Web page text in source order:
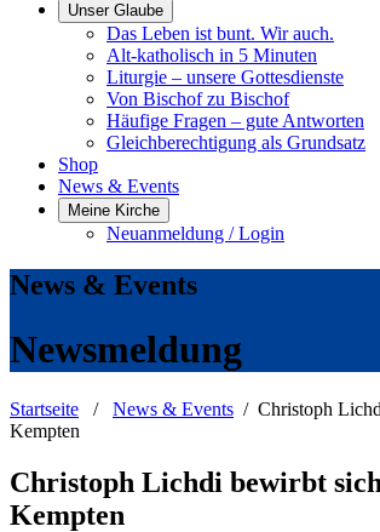
Unser Glaube
Das Leben ist bunt. Wir auch.
Alt-katholisch in 5 Minuten
Liturgie – unsere Gottesdienste
Von Bischof zu Bischof
Häufige Fragen – gute Antworten
Gleichberechtigung als Grundsatz
Shop
News & Events
Meine Kirche
Neuanmeldung / Login
News & Events
Newsmeldung
Startseite / News & Events / Christoph
Kempten
Christoph Lichdi bewirbt
Kempten